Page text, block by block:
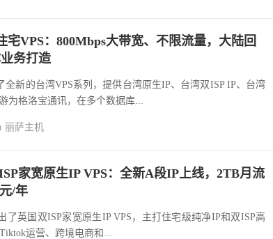
宅VPS：800Mbps大带宽、不限流量，大陆回
务打造
全新的台湾VPS系列，提供台湾原生IP、台湾双ISP IP、台湾
为格洛宝通讯，在多个数据库...
丽萨主机
家宽原生IP VPS：全新A段IP上线，2TB月流
/年
了英国双ISP家宽原生IP VPS，主打住宅级纯净IP和双ISP高
运营、跨境电商和...